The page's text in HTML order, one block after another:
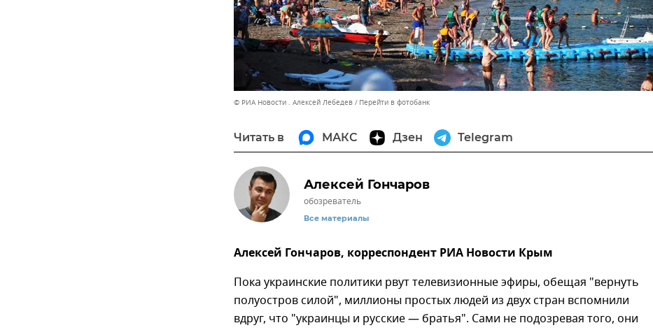
© РИА Новости . Алексей Лебедев Перейти в фотобанк
Читать в МАКС Дзен Telegram
Алексей Гончаров
обозреватель
Все материалы
Алексей Гончаров, корреспондент РИА Новости Крым
Пока украинские политики рвут телевизионные эфиры, обещая "вернуть
полуостров силой", миллионы простых людей из двух стран вспомнили
вдруг, что "украинцы и русские — братья". Сами не подозревая того, они